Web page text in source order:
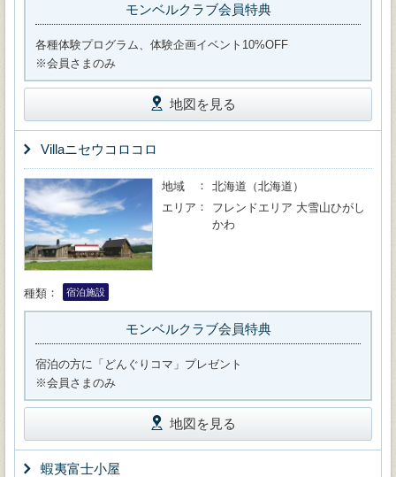
モンベルクラブ会員特典
各種体験プログラム、体験企画イベント10%OFF
※会員さまのみ
地図を見る
Villaニセウコロコロ
地域
北海道（北海道）
エリア
フレンドエリア 大雪山ひがし
かわ
種類 宿泊施設
モンベルクラブ会員特典
宿泊の方に「どんぐりコマ」プレゼント
※会員さまのみ
地図を見る
蝦夷富士小屋